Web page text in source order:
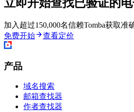
立即开始查找已验证的
加入超过150,000名信赖Tomba获取准
免费开始
查看定价
产品
域名搜索
邮箱查找器
作者查找器